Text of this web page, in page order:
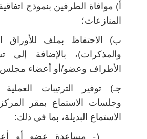
أ) موافاة الطرفين بنموذج
المنازعات؛
ب) الاحتفاظ بملف للأوراق
والمذكرات)، بالإضافة إلى
الأطراف وعضو/أو أعضاء مجلس
جـ) توفير الترتيبات العملية
وجلسات الاستماع بمقر
الاستماع البديلة، بما في ذلك:
١- مساعدة عضو أو